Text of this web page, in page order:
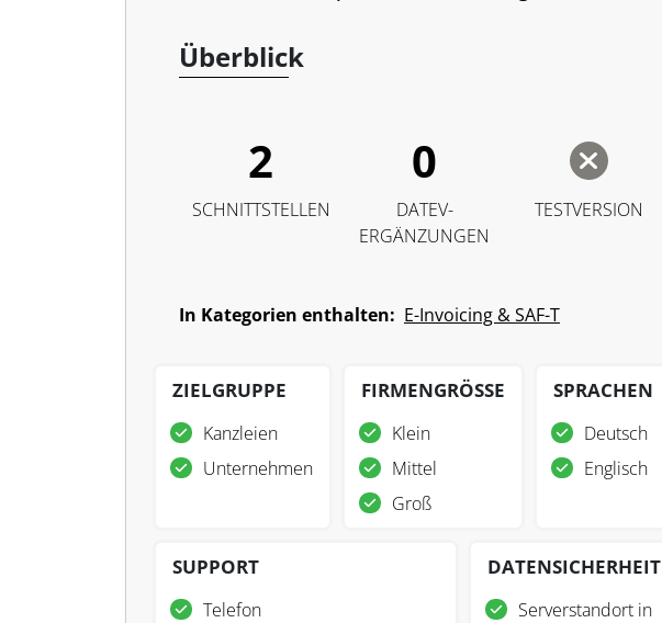
Überblick
2
SCHNITTSTELLEN
0
DATEV-
ERGÄNZUNGEN
TESTVERSION
In Kategorien enthalten: E-Invoicing & SAF-T
ZIELGRUPPE
Kanzleien
Unternehmen
FIRMENGRÖSSE
Klein
Mittel
Groß
SPRACHEN
Deutsch
Englisch
SUPPORT
Telefon
DATENSICHERHEIT
Serverstandort in